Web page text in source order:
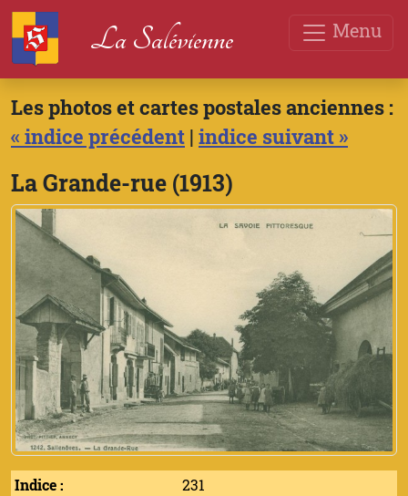
Menu
La Salévienne
Les photos et cartes postales anciennes :
« indice précédent | indice suivant »
La Grande-rue (1913)
Indice :
231